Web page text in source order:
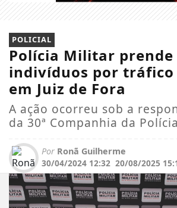
POLICIAL
Polícia Militar prende
indivíduos por tráfico
em Juiz de Fora
A ação ocorreu sob a
da 30ª Companhia da
Por Ronã Guilherme
30/04/2024 12:32 20/08/2025